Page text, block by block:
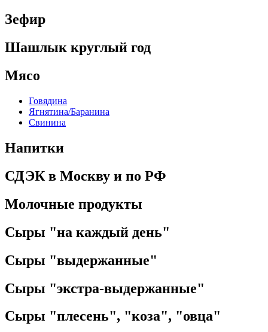
Зефир
Шашлык круглый год
Мясо
Говядина
Ягнятина/Баранина
Свинина
Напитки
СДЭК в Москву и по РФ
Молочные продукты
Сыры "на каждый день"
Сыры "выдержанные"
Сыры "экстра-выдержанные"
Сыры "плесень", "коза", "овца"